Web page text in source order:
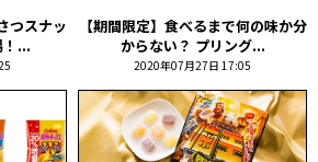
つスナッ
...
【期間限定】食べるまで何の味か分
からない？ プリング...
2020年07月27日 17:05